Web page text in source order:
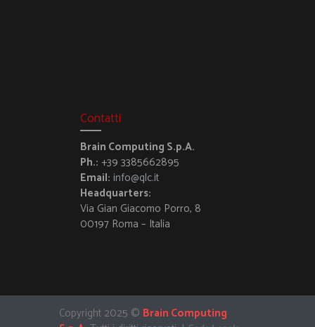
Contatti
Brain Computing S.p.A.
Ph.: +39 3385662895
Email: info@qlc.it
Headquarters:
Via Gian Giacomo Porro, 8
00197 Roma – Italia
Copyright 2025 © Brain Computing